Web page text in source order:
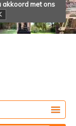
akkoord met ons